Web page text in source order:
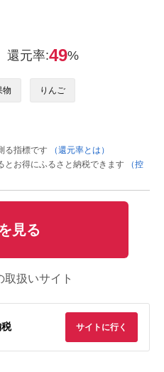
還元率:49%
物 りんご
る指標です
（還元率とは）
お得にふるさと納税できます
（控
見る
取扱いサイト
サイトに行く